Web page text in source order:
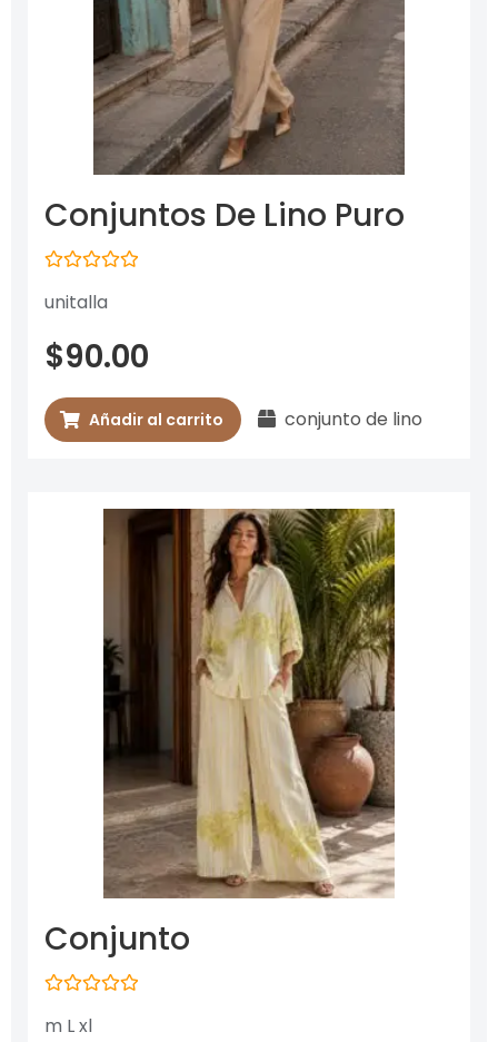
Conjuntos De Lino Puro
con
5
unitalla
$90.00
Añadir al carrito conjunto de lino
Conjunto
con
m L xl